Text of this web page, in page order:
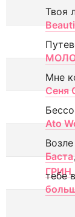
Твоя
Мне
Сеня
Ato
Баста,
ГРИН,
тебе